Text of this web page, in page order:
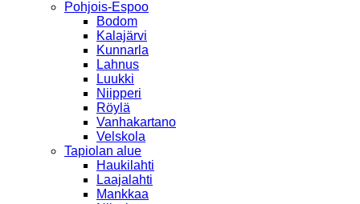
Pohjois-Espoo
Bodom
Kalajärvi
Kunnarla
Lahnus
Luukki
Niipperi
Röylä
Vanhakartano
Velskola
Tapiolan alue
Haukilahti
Laajalahti
Mankkaa